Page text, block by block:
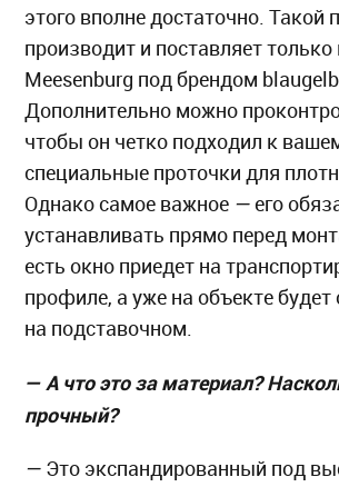
этого вполне достаточно. Такой
производит и поставляет
Meesenburg под брендом
Дополнительно можно
чтобы он четко подходил к
специальные проточки для
Однако самое важное —его
устанавливать прямо перед
есть окно приедет на
профиле, а уже на объекте
на подставочном.
—А что это за материал?
прочный?
— Это экспандированный под